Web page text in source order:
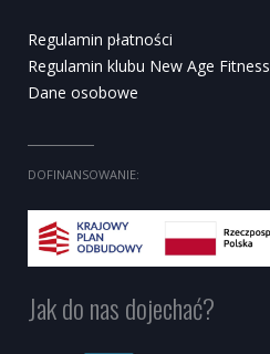
Regulamin płatności
Regulamin klubu New Age Fitness
Dane osobowe
DOFINANSOWANIE:
Jak do nas dojechać?